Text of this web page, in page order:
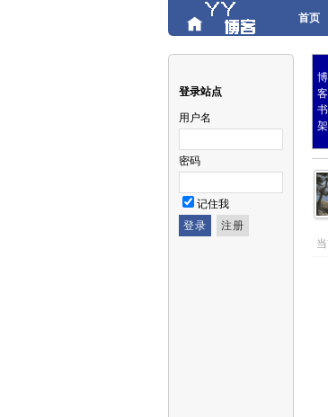
首页
登录站点
用户名
密码
记住我
博
客
书
架